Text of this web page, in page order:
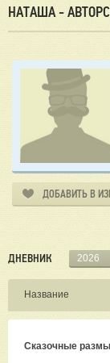
НАТАША -
ДОБАВИТЬ В
ДНЕВНИК 2026
Название
Сказочные